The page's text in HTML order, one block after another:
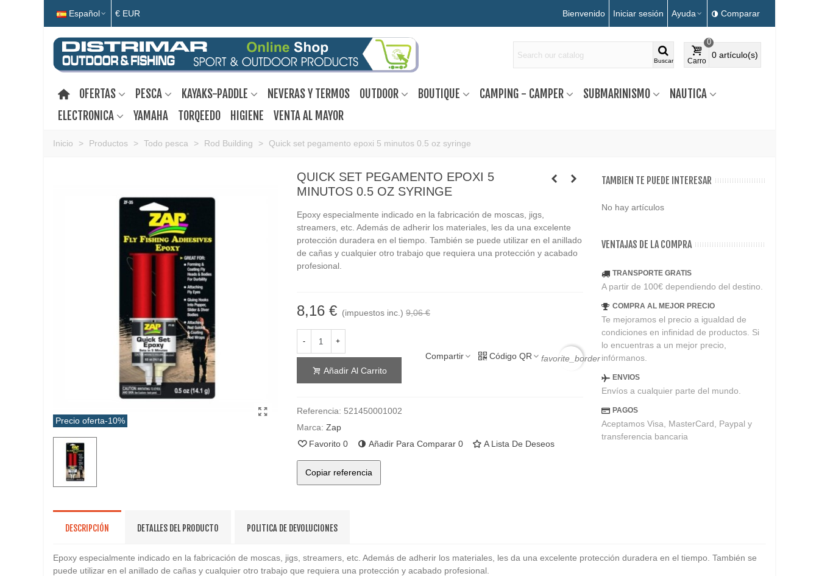
Español € EUR Bienvenido Iniciar sesión Ayuda Comparar
Buscar Carro
0
0 artículo(s)
OFERTAS PESCA KAYAKS-PADDLE NEVERAS Y TERMOS OUTDOOR BOUTIQUE CAMPING - CAMPER SUBMARINISMO
NAUTICA
ELECTRONICA
YAMAHA TORQEEDO HIGIENE VENTA AL MAYOR
Inicio > Productos > Todo pesca > Rod Building > Quick set pegamento epoxi 5 minutos 0.5 oz syringe
Precio oferta-10%
QUICK SET PEGAMENTO EPOXI 5
MINUTOS 0.5 OZ SYRINGE
Epoxy especialmente indicado en la fabricación de moscas, jigs,
streamers, etc. Además de adherir los materiales, les da una excelente
protección duradera en el tiempo. También se puede utilizar en el anillado
de cañas y cualquier otro trabajo que requiera una protección y acabado
profesional.
8,16 € (impuestos inc.) 9,06 €
- +
Añadir Al Carrito
Compartir Código QR favorite_border
Referencia: 521450001002
Marca: Zap
Favorito 0 Añadir Para Comparar 0 A Lista De Deseos
Copiar referencia
TAMBIEN TE PUEDE INTERESAR
No hay artículos
VENTAJAS DE LA COMPRA
TRANSPORTE GRATIS
A partir de 100€ dependiendo del destino.
COMPRA AL MEJOR PRECIO
Te mejoramos el precio a igualdad de
condiciones en infinidad de productos. Si
lo encuentras a un mejor precio,
infórmanos.
ENVIOS
Envíos a cualquier parte del mundo.
PAGOS
Aceptamos Visa, MasterCard, Paypal y
transferencia bancaria
DESCRIPCIÓN DETALLES DEL PRODUCTO POLITICA DE DEVOLUCIONES
Epoxy especialmente indicado en la fabricación de moscas, jigs, streamers, etc. Además de adherir los materiales, les da una excelente protección duradera en el tiempo. También se
puede utilizar en el anillado de cañas y cualquier otro trabajo que requiera una protección y acabado profesional.